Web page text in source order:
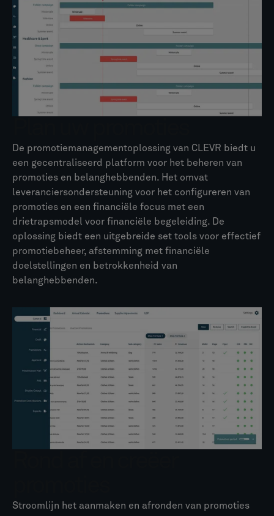
De promotiemanagementoplossing van CLEVR biedt u
een gecentraliseerd platform voor het beheren van
promoties en belanghebbenden. Het omvat
leveranciersondersteuning voor het configureren van
promoties en een financiële focus met een
drietrapsmodel voor financiële begeleiding. De
oplossing biedt een uitgebreide set tools voor effectief
promotiebeheer, afstemming met financiële
doelstellingen en betrokkenheid van
belanghebbenden.
Stroomlijn het aanmaken en afronden van promoties